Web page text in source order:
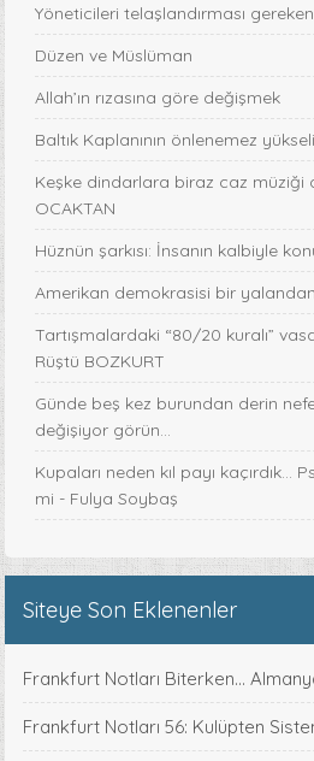
Yöneticileri telaşlandırması
Düzen ve Müslüman
Allah’ın rızasına göre değişmek
Baltık Kaplanının önlenemez
Keşke dindarlara biraz caz müziği
OCAKTAN
Hüznün şarkısı: İnsanın kalbiyle
Amerikan demokrasisi bir
Tartışmalardaki “80/20 kuralı”
Rüştü BOZKURT
Günde beş kez burundan derin
değişiyor görün...
Kupaları neden kıl payı kaçırdık…
mi - Fulya Soybaş
Siteye Son Eklenenler
Frankfurt Notları Biterken...
Frankfurt Notları 56: Kulüpten